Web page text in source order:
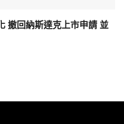
撤回納斯達克上市申請 並